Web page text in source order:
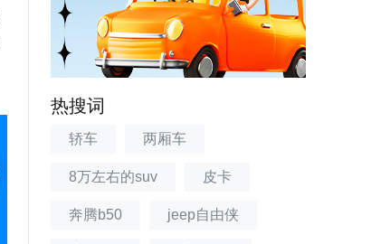
热搜词
轿车 两厢车
8万左右的suv 皮卡
奔腾b50 jeep自由侠